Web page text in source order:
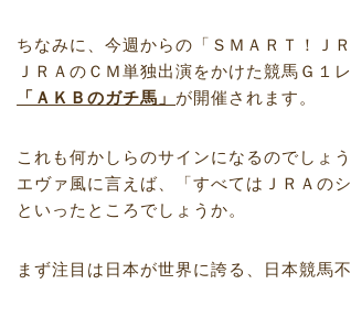
ちなみに、今週からの「ＳＭＡＲＴ！Ｊ
ＪＲＡのＣＭ単独出演をかけた競馬Ｇ１
「ＡＫＢのガチ馬」 が開催されます。
これも何かしらのサインになるのでしょう
エヴァ風に言えば、「すべてはＪＲＡの
といったところでしょうか。
まず注目は日本が世界に誇る、日本競馬